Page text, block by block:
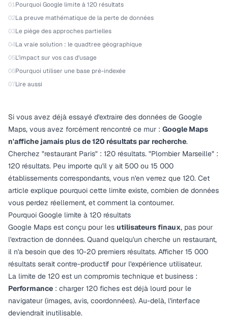
01Pourquoi Google limite à 120 résultats
02La preuve mathématique de la perte de données
03Le piège des approches partielles
04La vraie solution : le quadtree géographique
05L'impact sur vos cas d'usage
06Pourquoi utiliser une base pré-indexée
07Lire aussi
Si vous avez déjà essayé d'extraire des données de Google
Maps, vous avez forcément rencontré ce mur : Google Maps
n'affiche jamais plus de 120 résultats par recherche.
Cherchez "restaurant Paris" : 120 résultats. "Plombier Marseille" :
120 résultats. Peu importe qu'il y ait 500 ou 15 000
établissements correspondants, vous n'en verrez que 120. Cet
article explique pourquoi cette limite existe, combien de données
vous perdez réellement, et comment la contourner.
Pourquoi Google limite à 120 résultats
Google Maps est conçu pour les utilisateurs finaux, pas pour
l'extraction de données. Quand quelqu'un cherche un restaurant,
il n'a besoin que des 10-20 premiers résultats. Afficher 15 000
résultats serait contre-productif pour l'expérience utilisateur.
La limite de 120 est un compromis technique et business :
Performance : charger 120 fiches est déjà lourd pour le
navigateur (images, avis, coordonnées). Au-delà, l'interface
deviendrait inutilisable.